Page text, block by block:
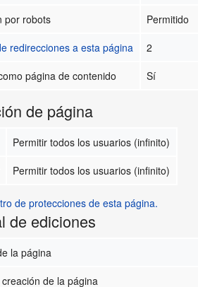
por robots
Permitido
redirecciones a esta página
2
página de contenido
Sí
de página
Permitir todos los usuarios (infinito)
Permitir todos los usuarios (infinito)
de protecciones de esta página.
de ediciones
la página
de la página